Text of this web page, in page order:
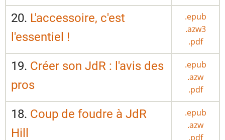
20. L'accessoire, c'est
l'essentiel !
.epub
.azw3
.pdf
19. Créer son JdR : l'avis des
pros
.epub
.azw
.pdf
18. Coup de foudre à JdR
Hill
.epub
.azw
.pdf